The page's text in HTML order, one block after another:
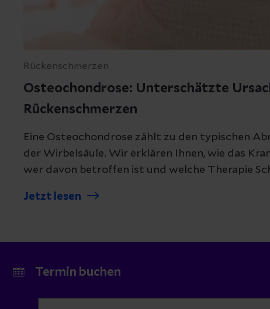
Rückenschmerzen
Osteochondrose: Unterschätzte
Rückenschmerzen
Eine Osteochondrose zählt zu den typischen
der Wirbelsäule. Wir erklären Ihnen, wie das
wer davon betroffen ist und welche Therapie
Jetzt lesen
Termin buchen